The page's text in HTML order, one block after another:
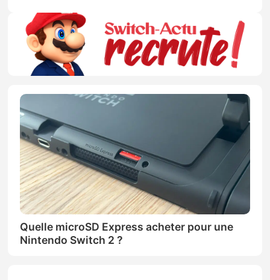
Quelle microSD Express acheter pour une
Nintendo Switch 2 ?